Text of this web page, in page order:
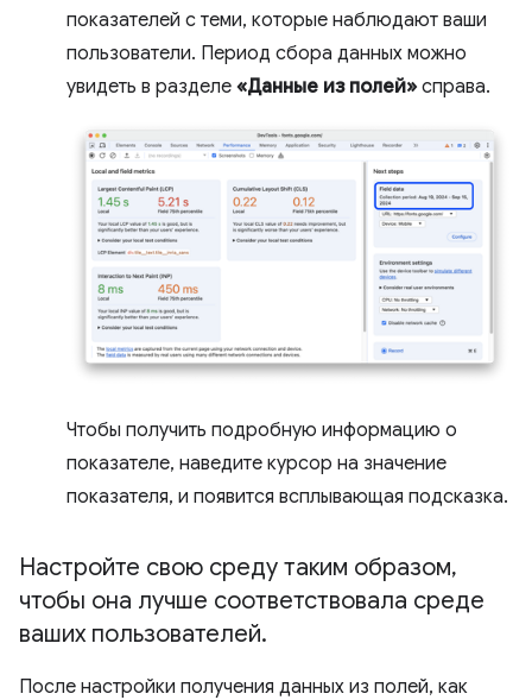
показателей с теми, которые наблюдают ваши
пользователи. Период сбора данных можно
увидеть в разделе «Данные из полей» справа.
Чтобы получить подробную информацию о
показателе, наведите курсор на значение
показателя, и появится всплывающая подсказка.
Настройте свою среду таким образом,
чтобы она лучше соответствовала среде
ваших пользователей.
После настройки получения данных из полей, как